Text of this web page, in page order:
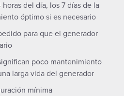
del día, los 7 días de la
óptimo si es necesario
para que el generador
poco mantenimiento
larga vida del generador
mínima